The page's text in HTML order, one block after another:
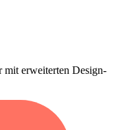
mit erweiterten Design-